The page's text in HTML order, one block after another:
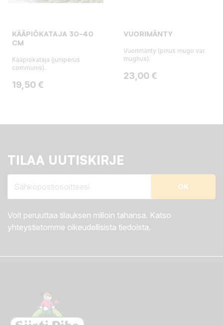
KÄÄPIÖKATAJA 30-40
CM
Kääpiökataja (juniperus
communis).
Hinta
19,50 €
VUORIMÄNTY
Vuorimänty (pinus mugo var.
mughus).
Hinta
23,00 €
TILAA UUTISKIRJE
Voit peruuttaa tilauksen milloin tahansa. Katso
yhteystietomme oikeudellisista tiedoista.